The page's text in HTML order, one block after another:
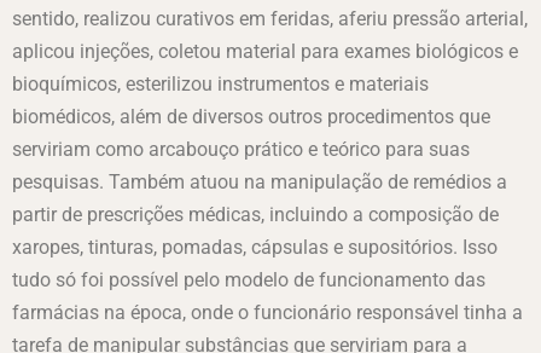
sentido, realizou curativos em feridas, aferiu pressão arterial,
aplicou injeções, coletou material para exames biológicos e
bioquímicos, esterilizou instrumentos e materiais
biomédicos, além de diversos outros procedimentos que
serviriam como arcabouço prático e teórico para suas
pesquisas. Também atuou na manipulação de remédios a
partir de prescrições médicas, incluindo a composição de
xaropes, tinturas, pomadas, cápsulas e supositórios. Isso
tudo só foi possível pelo modelo de funcionamento das
farmácias na época, onde o funcionário responsável tinha a
tarefa de manipular substâncias que serviriam para a